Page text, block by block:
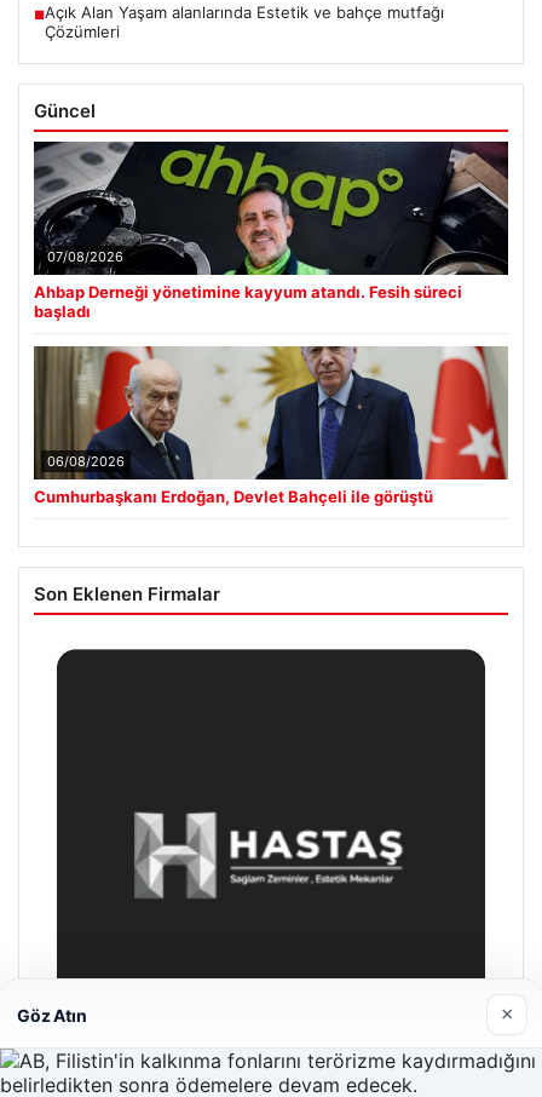
■Açık Alan Yaşam alanlarında Estetik ve bahçe mutfağı
Çözümleri
Güncel
07/08/2026
Ahbap Derneği yönetimine kayyum atandı. Fesih süreci
başladı
06/08/2026
Cumhurbaşkanı Erdoğan, Devlet Bahçeli ile görüştü
Son Eklenen Firmalar
Göz Atın ×